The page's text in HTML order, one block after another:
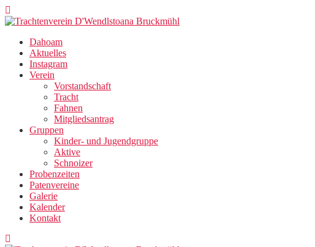
Zum
Inhalt
Dahoam
Aktuelles
Instagram
Verein
Vorstandschaft
Tracht
Fahnen
Mitgliedsantrag
Gruppen
Kinder- und Jugendgruppe
Aktive
Schnoizer
Probenzeiten
Patenvereine
Galerie
Kalender
Kontakt